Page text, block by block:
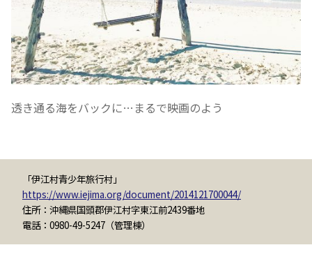
透き通る海をバックに…まるで映画のよう
「伊江村青少年旅行村」
https://www.iejima.org/document/2014121700044/
住所：沖縄県国頭郡伊江村字東江前2439番地
電話：0980-49-5247（管理棟）